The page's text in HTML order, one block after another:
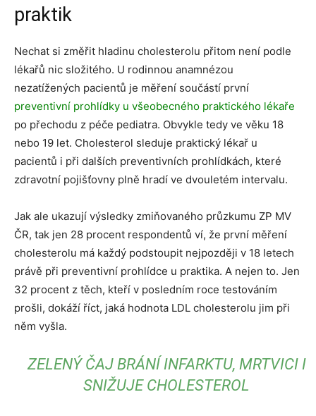
praktik
Nechat si změřit hladinu cholesterolu přitom není podle
lékařů nic složitého. U rodinnou anamnézou
nezatížených pacientů je měření součástí první
preventivní prohlídky u všeobecného praktického lékaře
po přechodu z péče pediatra. Obvykle tedy ve věku 18
nebo 19 let. Cholesterol sleduje praktický lékař u
pacientů i při dalších preventivních prohlídkách, které
zdravotní pojišťovny plně hradí ve dvouletém intervalu.
Jak ale ukazují výsledky zmiňovaného průzkumu ZP MV
ČR, tak jen 28 procent respondentů ví, že první měření
cholesterolu má každý podstoupit nejpozději v 18 letech
právě při preventivní prohlídce u praktika. A nejen to. Jen
32 procent z těch, kteří v posledním roce testováním
prošli, dokáží říct, jaká hodnota LDL cholesterolu jim při
něm vyšla.
ZELENÝ ČAJ BRÁNÍ INFARKTU, MRTVICI I
SNIŽUJE CHOLESTEROL